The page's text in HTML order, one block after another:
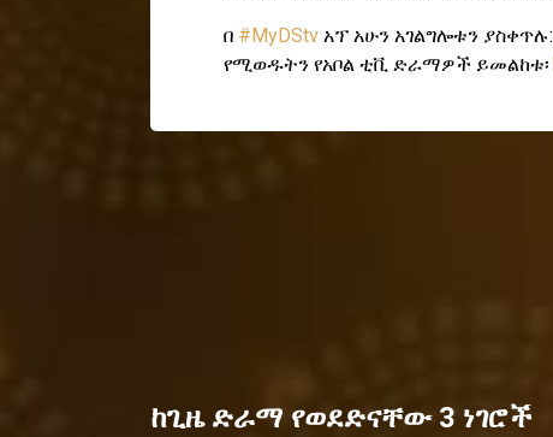
በ #MyDStv አፕ አሁን አገልግሎቱን ያስቀጥሉ:
የሚወዱትን የአቦል ቲቪ ድራማዎች ይመልከቱ፡
ከጊዜ ድራማ የወደድናቸው 3 ነገሮች